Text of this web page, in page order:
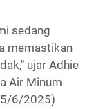
sedang
memastikan
ujar Adhie
Air Minum
6/2025)